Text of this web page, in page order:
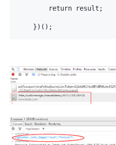
    })();